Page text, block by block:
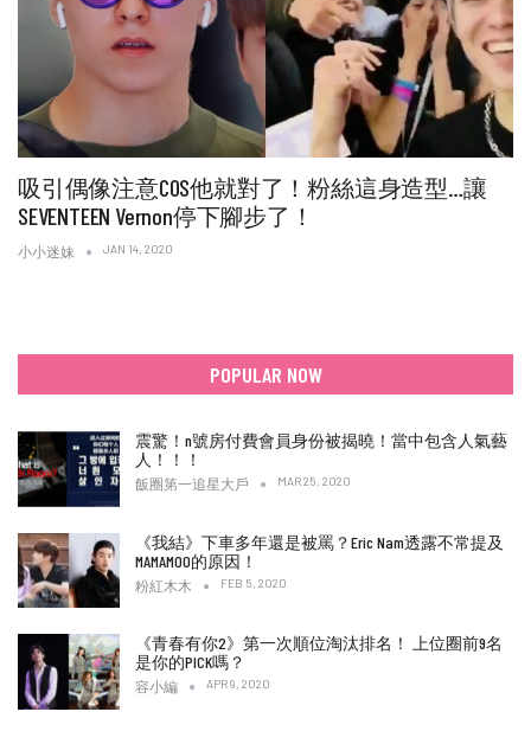
吸引偶像注意COS他就對了！粉絲這身造型…讓
SEVENTEEN Vernon停下腳步了！
小小迷妹 JAN 14, 2020
POPULAR NOW
震驚！n號房付費會員身份被揭曉！當中包含人氣藝
人！！！
飯圈第一追星大戶 MAR 25, 2020
《我結》下車多年還是被罵？Eric Nam透露不常提及
MAMAMOO的原因！
粉紅木木 FEB 5, 2020
《青春有你2》第一次順位淘汰排名！ 上位圈前9名
是你的PICK嗎？
容小編 APR 9, 2020